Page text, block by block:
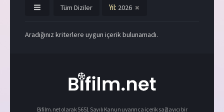
Tüm Diziler Yıl: 2026
Aradığınız kriterlere uygun içerik bulunamadı.
Bifilm.net olarak 5651 Sayılı Kanun uyarınca içerik sağlayıcı bir